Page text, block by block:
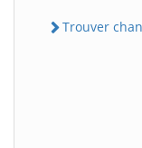
Trouver